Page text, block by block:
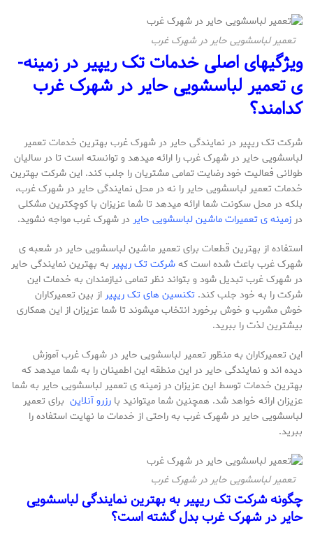
تعمیر لباسشویی حایر در شهرک غرب
ویژگی­های اصلی خدمات تک ریپیر در زمینه­
ی تعمیر لباسشویی حایر در شهرک غرب
کدامند؟
شرکت تک ریپیر در نمایندگی حایر در شهرک غرب بهترین خدمات تعمیر
لباسشویی حایر در شهرک غرب را ارائه می­دهد و توانسته است تا در سالیان
طولانی فعالیت خود رضایت تمامی مشتریان را جلب کند. این شرکت بهترین
خدمات تعمیر لباسشویی حایر را نه در محل نمایندگی حایر در شهرک غرب،
بلکه در محل سکونت شما ارائه می­دهد تا شما عزیزان با کوچک­ترین مشکلی
درزمینه ­ی تعمیرات ماشین لباسشویی حایر در شهرک ­غرب مواجه نشوید.
استفاده از بهترین قطعات برای تعمیر ماشین لباسشویی حایر در شعبه ی
شهرک غرب باعث شده است کهشرکت تک ریپیر به بهترین نمایندگی حایر
در شهرک غرب تبدیل شود و بتواند نظر تمامی نیازمندان به خدمات این
شرکت را به خود جلب کند. تکنسین­ های تک ریپیراز بین تعمیرکاران
خوش مشرب و خوش برخورد انتخاب می­شوند تا شما عزیزان از این همکاری
بیشترین لذت را ببرید.
این تعمیرکاران به منظور تعمیر لباسشویی حایر در شهرک غرب آموزش
دیده­ اند و نمایندگی حایر در این منطقه این اطمینان را به شما می­دهد که
بهترین خدمات توسط این عزیزان در زمینه­ ی تعمیر لباسشویی حایر به شما
عزیزان ارائه خواهد شد. همچنین شما میتوانید با رزرو آنلاین برای تعمیر
لباسشویی حایر در شهرک غرب به راحتی از خدمات ما نهایت استفاده را
ببرید.
تعمیر لباسشویی حایر در شهرک غرب
چگونه شرکت تک ریپیر به بهترین نمایندگی لباسشویی
حایر در شهرک غرب بدل گشته است؟